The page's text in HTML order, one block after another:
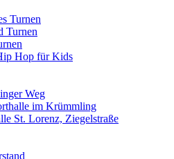
Turnen
Turnen
Hop für Kids
Weg
im Krümmling
St. Lorenz, Ziegelstraße